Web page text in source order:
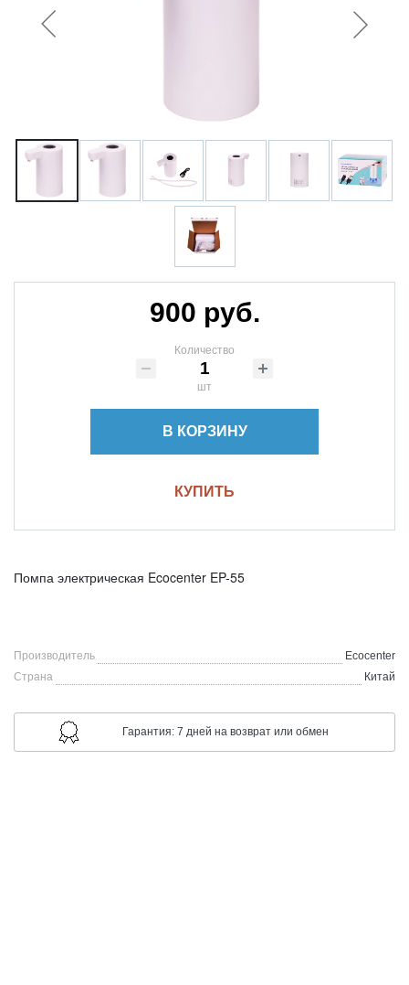
900 руб.
Количество
шт
В КОРЗИНУ
КУПИТЬ
Помпа электрическая Ecocenter EP-55
Производитель
Ecocenter
Страна
Китай
Гарантия: 7 дней на возврат или обмен